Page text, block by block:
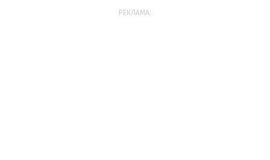
РЕКЛАМА: